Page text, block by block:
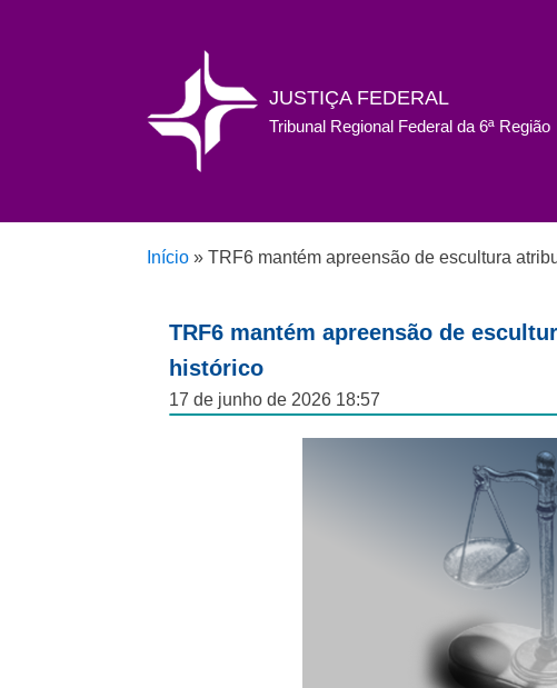
JUSTIÇA FEDERAL
Tribunal Regional Federal da 6ª Região
Início » TRF6 mantém apreensão de escultura
TRF6 mantém apreensão de
histórico
17 de junho de 2026 18:57